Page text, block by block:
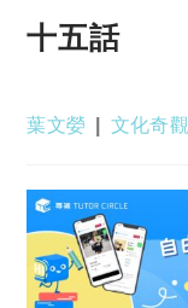
十五話
Post
葉文嫈
Post
文化奇觀